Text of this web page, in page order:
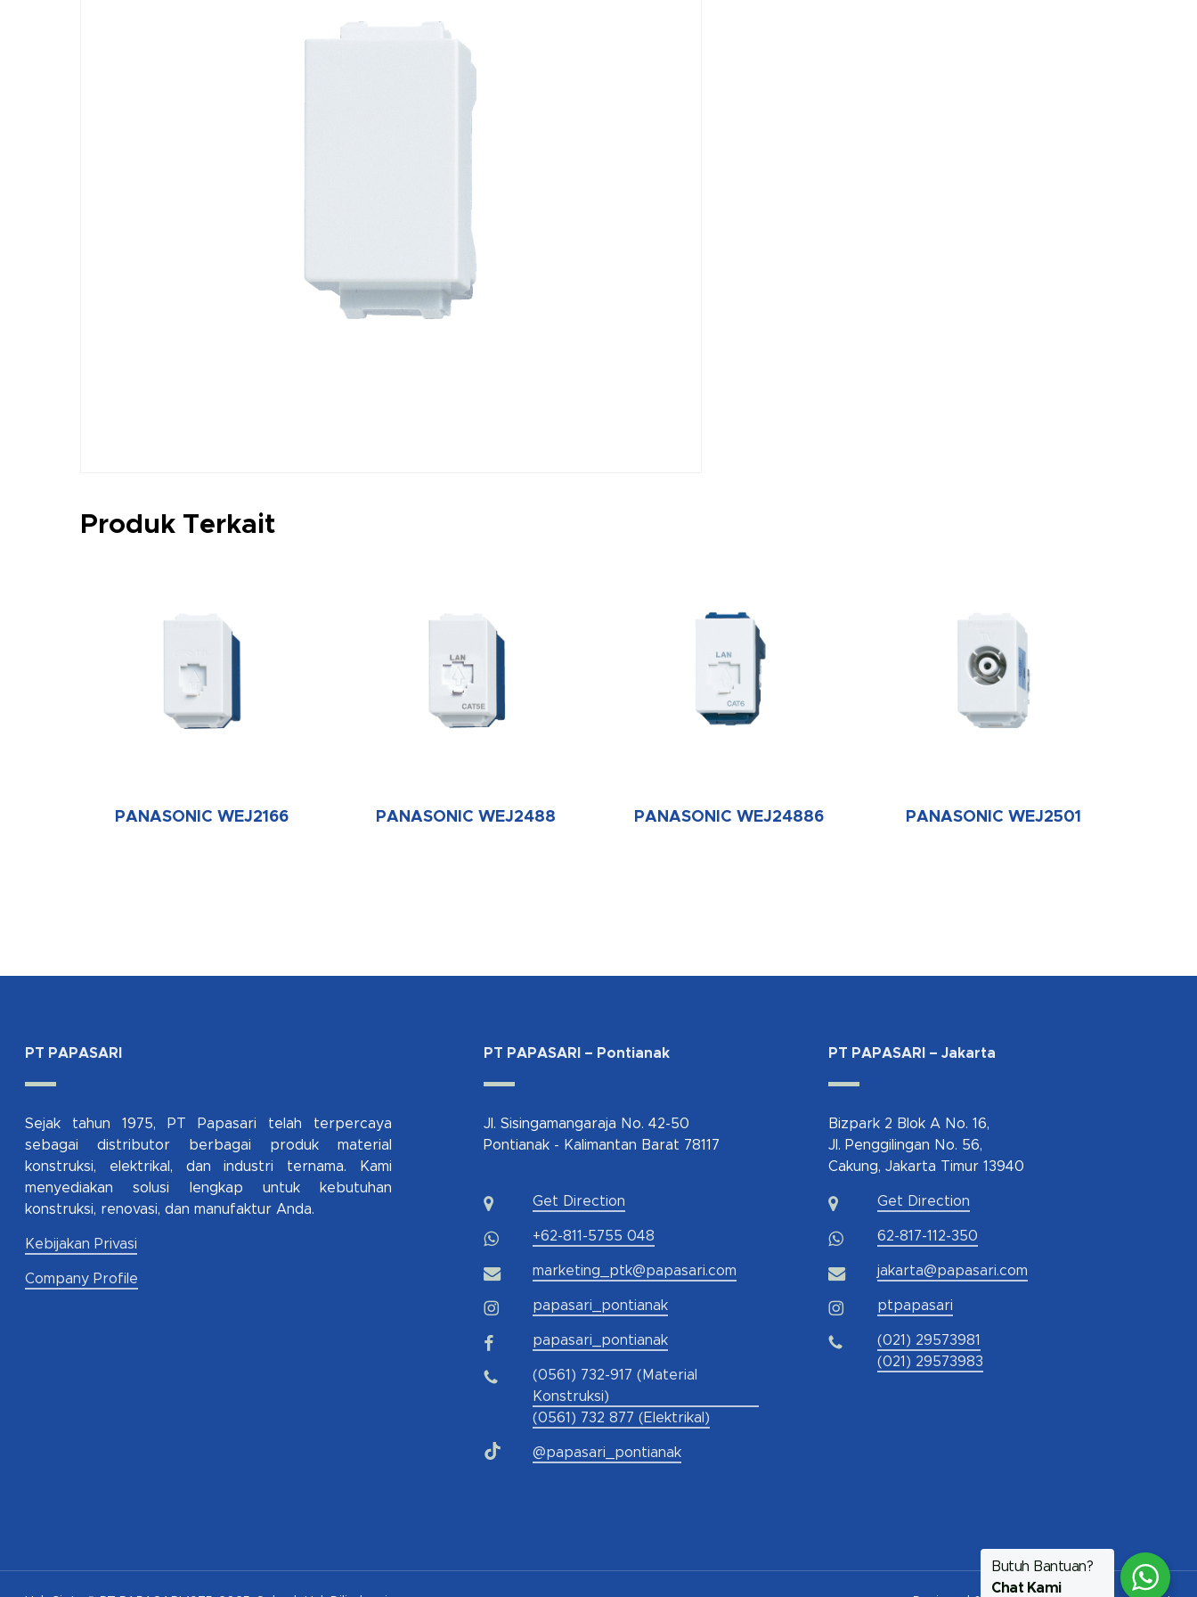
Produk Terkait
PANASONIC WEJ2166 PANASONIC WEJ2488 PANASONIC WEJ24886 PANASONIC WEJ2501
PT PAPASARI
Sejak tahun 1975, PT Papasari telah terpercaya
sebagai distributor berbagai produk material
konstruksi, elektrikal, dan industri ternama. Kami
menyediakan solusi lengkap untuk kebutuhan
konstruksi, renovasi, dan manufaktur Anda.
Kebijakan Privasi
Company Profile
PT PAPASARI – Pontianak
Jl. Sisingamangaraja No. 42-50
Pontianak - Kalimantan Barat 78117
Get Direction
+62-811-5755 048
marketing_ptk@papasari.com
papasari_pontianak
papasari_pontianak
(0561) 732-917 (Material
Konstruksi)
(0561) 732 877 (Elektrikal)
@papasari_pontianak
PT PAPASARI – Jakarta
Bizpark 2 Blok A No. 16,
Jl. Penggilingan No. 56,
Cakung, Jakarta Timur 13940
Get Direction
62-817-112-350
jakarta@papasari.com
ptpapasari
(021) 29573981
(021) 29573983
Butuh Bantuan?
Chat Kami